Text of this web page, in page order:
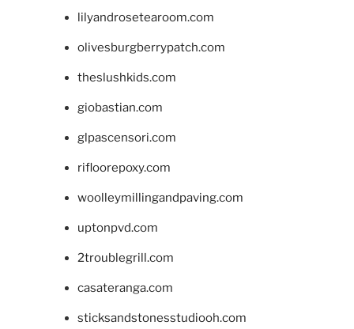
lilyandrosetearoom.com
olivesburgberrypatch.com
theslushkids.com
giobastian.com
glpascensori.com
rifloorepoxy.com
woolleymillingandpaving.com
uptonpvd.com
2troublegrill.com
casateranga.com
sticksandstonesstudiooh.com